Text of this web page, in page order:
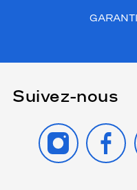
Suivez-nous
INSTAGRAM